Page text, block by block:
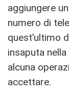
aggiungere
numero di
quest’ultimo
insaputa
alcuna
accettare.